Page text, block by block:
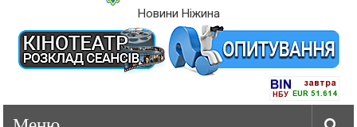
Новини Ніжина